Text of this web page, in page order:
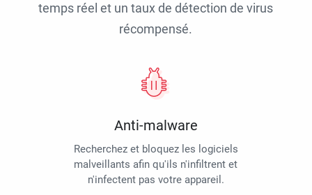
temps réel et un taux de détection de virus
récompensé.
Anti-malware
Recherchez et bloquez les logiciels
malveillants afin qu'ils n'infiltrent et
n'infectent pas votre appareil.